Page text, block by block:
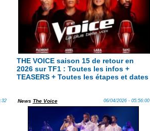
THE VOICE saison 15 de retour en
2026 sur TF1 : Toutes les infos +
TEASERS + Toutes les étapes et dates
News The Voice 06/04/2026 - 05:56:00